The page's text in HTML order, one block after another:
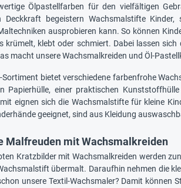
Ölpastellfarben für den vielfältigen
Deckkraft begeistern Wachsmalstifte
ausprobieren kann. So können
krümelt, klebt oder schmiert. Dabei lassen
macht unsere Wachsmalkreiden und Öl-
Sortiment bietet verschiedene farbenfrohe
Papierhülle, einer praktischen
eignen sich die Wachsmalstifte für kleine
geeignet, sind aus Kleidung
Malfreuden mit Wachsmalkreiden
Kratzbilder mit Wachsmalkreiden werden
übermalt. Daraufhin nehmen die
unsere Textil-Wachsmaler? Damit